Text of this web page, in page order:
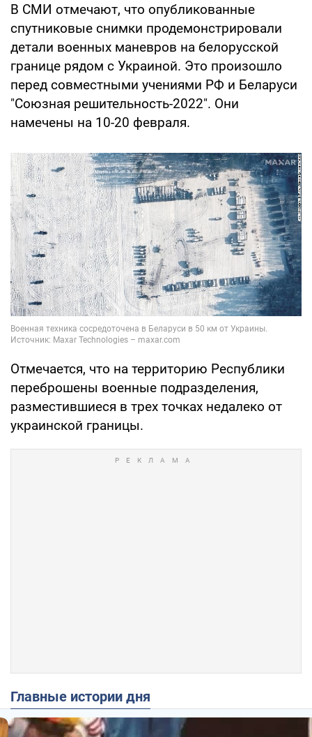
В СМИ отмечают, что опубликованные
спутниковые снимки продемонстрировали
детали военных маневров на белорусской
границе рядом с Украиной. Это произошло
перед совместными учениями РФ и Беларуси
"Союзная решительность-2022". Они
намечены на 10-20 февраля.
Отмечается, что на территорию Республики
переброшены военные подразделения,
разместившиеся в трех точках недалеко от
украинской границы.
Главные истории дня